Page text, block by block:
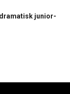
junior-